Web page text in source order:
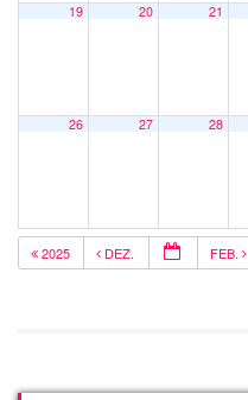
19 20 21
26 27 28
2025 DEZ. FEB.